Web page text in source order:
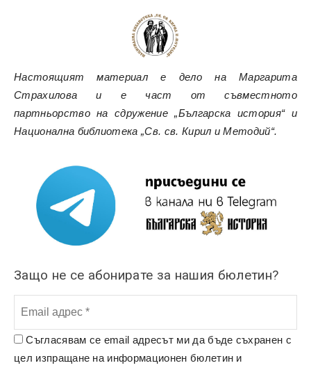
Настоящият материал е дело на Маргарита
Страхилова и е част от съвместното
партньорство на сдружение „Българска история“ и
Национална библиотека „Св. св. Кирил и Методий“.
Защо не се абонирате за нашия бюлетин?
Съгласявам се email адресът ми да бъде съхранен с
цел изпращане на информационен бюлетин и